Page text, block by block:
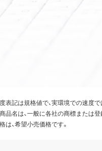
記は規格値で、実環境での速度で
名は、一般に各社の商標または登
、希望小売価格です。